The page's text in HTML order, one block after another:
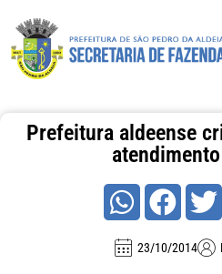
Prefeitura aldeense
23/10/2014